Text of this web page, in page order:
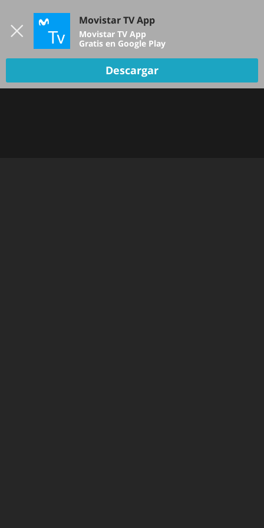
TV EN VIVO
Movistar TV App
Movistar TV App
Gratis en Google Play
Descargar